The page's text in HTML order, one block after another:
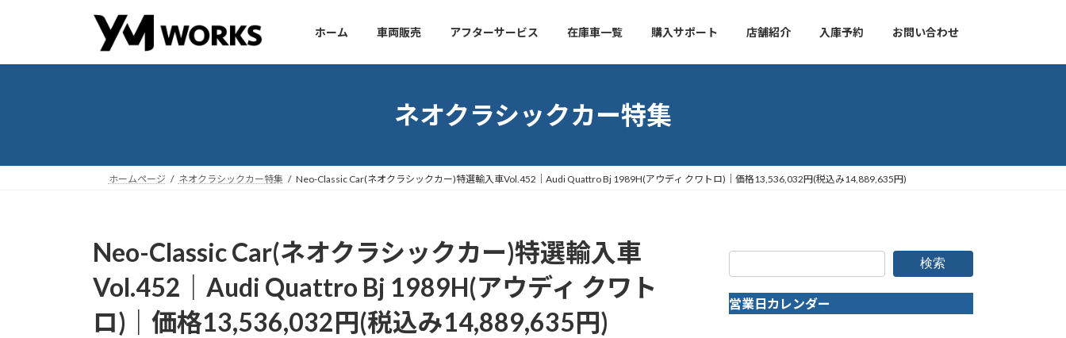
ン
ー
ホーム 車両販売 アフターサービス 在庫車一覧 購入サポート 店舗紹介 入庫予約 お問い合わせ
ネオクラシックカー特集
ホームページ ネオクラシックカー特集 Neo-Classic Car(ネオクラシックカー)特選輸入車Vol.452｜Audi Quattro Bj 1989H(アウディ クワトロ)｜価格13,536,032円(税込み14,889,635円)
Neo-Classic Car(ネオクラシックカー)特選輸入車
Vol.452｜Audi Quattro Bj 1989H(アウディ クワト
ロ)｜価格13,536,032円(税込み14,889,635円)
検索
営業日カレンダー